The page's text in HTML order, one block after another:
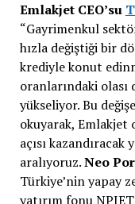
Emlakjet CEO’su
“Gayrimenkul
hızla değiştiği bir
krediyle konut
oranlarındaki olası
yükseliyor. Bu
okuyarak, Emlakjet
açısı
aralıyoruz.Neo
Türkiye’nin yapay
yatırım fonu